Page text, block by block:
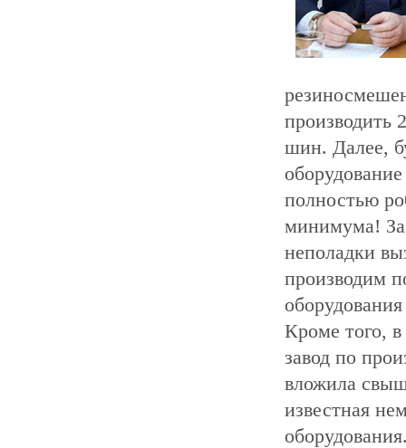
производить
шин. Далее,
полностью
минимума! За
неполадки
производим
Кроме того,
завод по
вложила
известная